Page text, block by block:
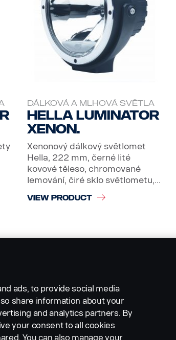
DÁLKOVÁ A MLHOVÁ SVĚTLA
Hella Luminator
Xenon.
Xenonový dálkový světlomet
Hella, 222 mm, černé lité
kovové těleso, chromované
lemování, čiré sklo světlometu,...
VIEW PRODUCT
ads, to provide social media
share information about your
and analytics partners. By
your consent to all cookies
You can also manage your